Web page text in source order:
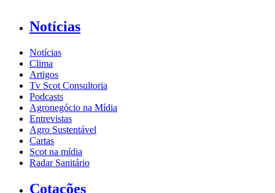
Notícias
Notícias
Clima
Artigos
Tv Scot Consultoria
Podcasts
Agronegócio na Mídia
Entrevistas
Agro Sustentável
Cartas
Scot na mídia
Radar Sanitário
Cotações